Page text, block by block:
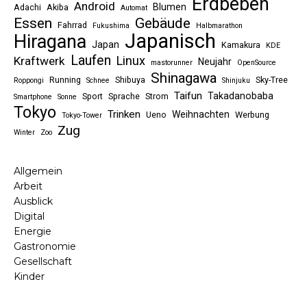
Adachi Akiba Android Automat Blumen
Essen Fahrrad Fukushima Gebäude Halbmarathon
Hiragana Japan Japanisch Kamakura KDE
Kraftwerk Laufen Linux mastorunner Neujahr
OpenSource
Roppongi
Running Schnee Shibuya Shinagawa Shinjuku Sky-Tree
Smartphone Sonne Sport Sprache Strom Taifun Takadanobaba
Tokyo Tokyo-Tower Trinken Ueno Weihnachten Werbung
Winter Zoo Zug
Allgemein
Arbeit
Ausblick
Digital
Energie
Gastronomie
Gesellschaft
Kinder